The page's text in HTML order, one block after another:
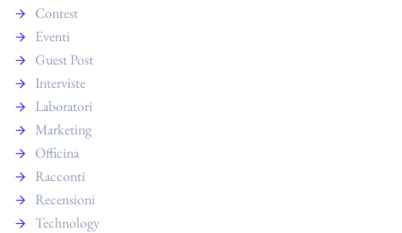
Contest
Eventi
Guest Post
Interviste
Laboratori
Marketing
Officina
Racconti
Recensioni
Technology